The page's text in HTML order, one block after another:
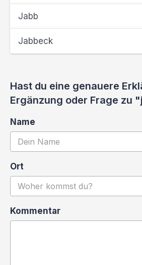
Jabb
Jabbeck
Hast du eine genauere
Ergänzung oder Frage zu
Name
Ort
Kommentar